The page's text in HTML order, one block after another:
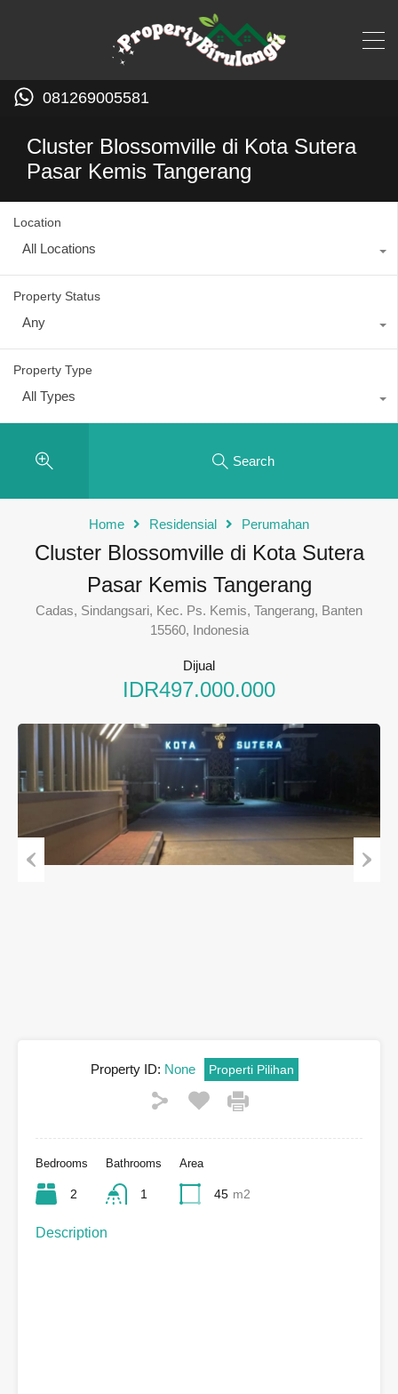
081269005581
Cluster Blossomville di Kota Sutera
Pasar Kemis Tangerang
Location
All Locations
Property Status
Any
Property Type
All Types
Search
Home Residensial Perumahan
Cluster Blossomville di Kota Sutera
Pasar Kemis Tangerang
Cadas, Sindangsari, Kec. Ps. Kemis, Tangerang, Banten
15560, Indonesia
Dijual
IDR497.000.000
Property ID: None Properti Pilihan
Bedrooms
2
Bathrooms
1
Area
45 m2
Description